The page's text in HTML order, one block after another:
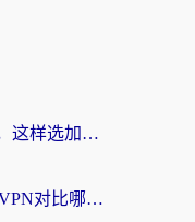
海外党必看：除了回国VPS，这样选加速器也能无缝刷国内资源？
迅游VPN好用吗？和UfunR VPN对比哪个回国效果更好？海外党亲测避坑指南